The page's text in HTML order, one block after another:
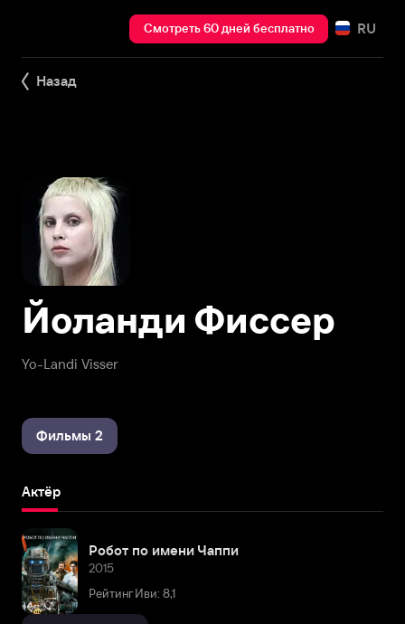
Смотреть 60 дней бесплатно RU
Назад
Yo-Landi Visser
Йоланди Фиссер
Фильмы 2
Актёр
Робот по имени Чаппи
2015
Рейтинг Иви: 8,1